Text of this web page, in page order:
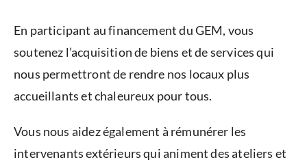
En participant au financement du GEM, vous
soutenez l’acquisition de biens et de services qui
nous permettront de rendre nos locaux plus
accueillants et chaleureux pour tous.
Vous nous aidez également à rémunérer les
intervenants extérieurs qui animent des ateliers et